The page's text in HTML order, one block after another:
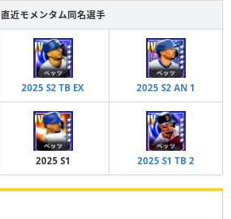
直近モメンタム同名選手
2025 S2 TB EX 2025 S2 AN 1
2025 S1 2025 S1 TB 2